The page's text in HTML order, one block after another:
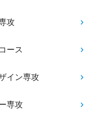
攻
ース
イン専攻
専攻